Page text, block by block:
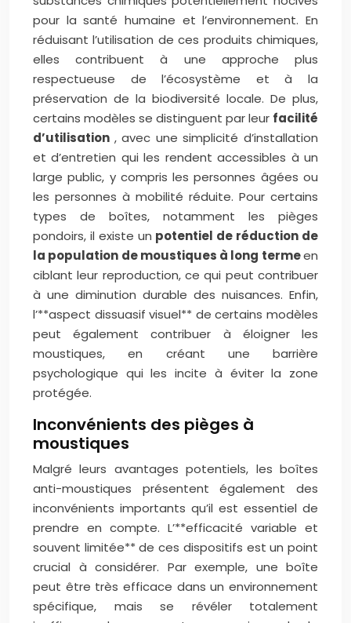
pour la santé humaine et l’environnement. En
réduisant l’utilisation de ces produits chimiques,
elles contribuent à une approche plus
respectueuse de l’écosystème et à la
préservation de la biodiversité locale. De plus,
certains modèles se distinguent par leur facilité
d’utilisation , avec une simplicité d’installation
et d’entretien qui les rendent accessibles à un
large public, y compris les personnes âgées ou
les personnes à mobilité réduite. Pour certains
types de boîtes, notamment les pièges
pondoirs, il existe un potentiel de réduction de
la population de moustiques à long termeen
ciblant leur reproduction, ce qui peut contribuer
à une diminution durable des nuisances. Enfin,
l’**aspect dissuasif visuel** de certains modèles
peut également contribuer à éloigner les
moustiques, en créant une barrière
psychologique qui les incite à éviter la zone
protégée.
Inconvénients des pièges à
moustiques
Malgré leurs avantages potentiels, les boîtes
anti-moustiques présentent également des
inconvénients importants qu’il est essentiel de
prendre en compte. L’**efficacité variable et
souvent limitée** de ces dispositifs est un point
crucial à considérer. Par exemple, une boîte
peut être très efficace dans un environnement
spécifique, mais se révéler totalement